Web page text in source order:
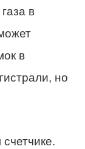
в
в
но